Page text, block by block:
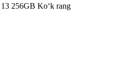
256GB Ko‘k rang